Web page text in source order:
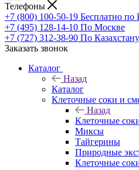
Телефоны
+7 (800) 100-50-19 Бесплатно по
+7 (495) 128-14-10 По Москве
+7 (727) 312-38-90 По Казахстану
Заказать звонок
Каталог
Назад
Каталог
Клеточные соки и
Назад
Клеточные
Миксы
Тайгерины
Природные
Клеточные